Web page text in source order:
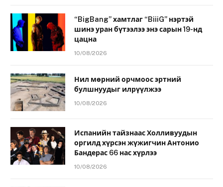
“BigBang” хамтлаг “BiiiG” нэртэй
шинэ уран бүтээлээ энэ сарын 19-нд
цацна
10/08/2026
Нил мөрний орчмоос эртний
булшнуудыг илрүүлжээ
10/08/2026
Испанийн тайзнаас Холливуудын
оргилд хүрсэн жүжигчин Антонио
Бандерас 66 нас хүрлээ
10/08/2026